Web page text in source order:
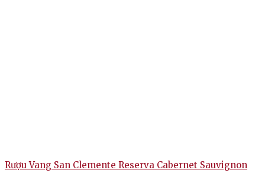
Rượu Vang San Clemente Reserva Cabernet Sauvignon